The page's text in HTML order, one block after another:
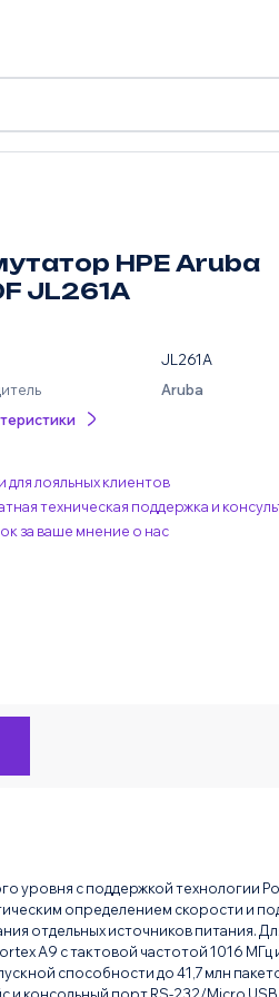
HPE Aruba
JL261A
JL261A
Aruba
для лояльных клиентов
техническая поддержка и
за ваше мнение о нас
с поддержкой технологии
определением скорости и
отдельных источников питания.
A9 с тактовой частотой 1016 МГц
способности до 41,7 млн